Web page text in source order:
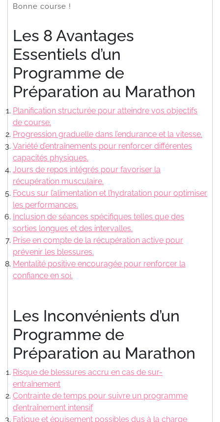
Bonne course !
Les 8 Avantages
Essentiels d’un
Programme de
Préparation au Marathon
Planification structurée pour atteindre vos objectifs
de course.
Progression graduelle dans l’endurance et la vitesse.
Variété d’entraînements pour renforcer différentes
capacités physiques.
Jours de repos intégrés pour favoriser la
récupération musculaire.
Focus sur l’alimentation et l’hydratation pour optimiser
les performances.
Inclusion de séances spécifiques telles que des
sorties longues et des intervalles.
Prise en compte de la récupération active pour
prévenir les blessures.
Mentalité positive encouragée pour renforcer la
confiance en soi.
Les Inconvénients d’un
Programme de
Préparation au Marathon
Risque de blessures accru en cas de sur-
entraînement
Contrainte de temps pour suivre un programme
d’entraînement intensif
Fatigue et épuisement possibles dus à la charge